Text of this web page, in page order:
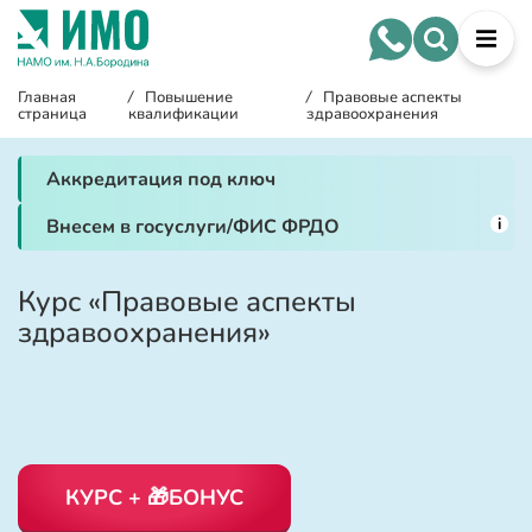
Главная
страница
/ Повышение
квалификации
/ Правовые аспекты
здравоохранения
Аккредитация под ключ
Внесем в госуслуги/ФИС ФРДО
i
Курс «Правовые аспекты
здравоохранения»
КУРС + 🎁БОНУС